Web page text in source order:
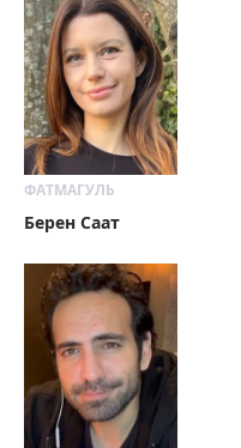
ФАТМАГУЛЬ
Берен Саат